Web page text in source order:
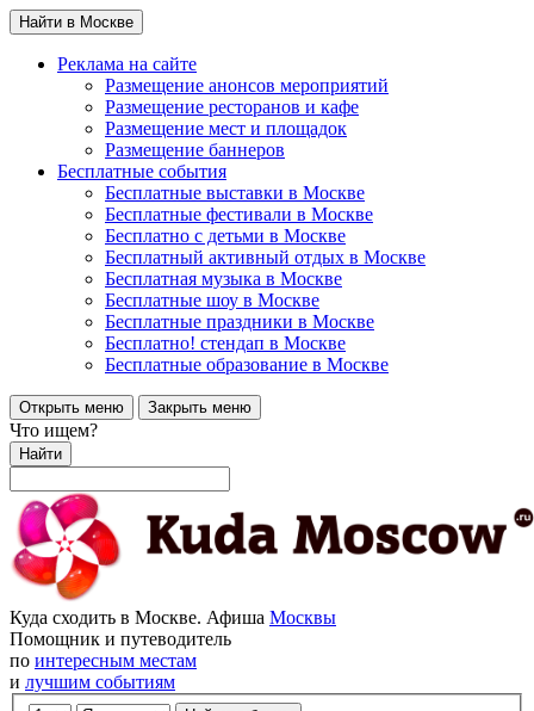
Найти в Москве
Реклама на сайте
Размещение анонсов мероприятий
Размещение ресторанов и кафе
Размещение мест и площадок
Размещение баннеров
Бесплатные события
Бесплатные выставки в Москве
Бесплатные фестивали в Москве
Бесплатно с детьми в Москве
Бесплатный активный отдых в Москве
Бесплатная музыка в Москве
Бесплатные шоу в Москве
Бесплатные праздники в Москве
Бесплатно! стендап в Москве
Бесплатные образование в Москве
Открыть меню Закрыть меню
Что ищем?
Найти
Куда сходить в Москве. Афиша Москвы
Помощник и путеводитель
по интересным местам
и лучшим событиям